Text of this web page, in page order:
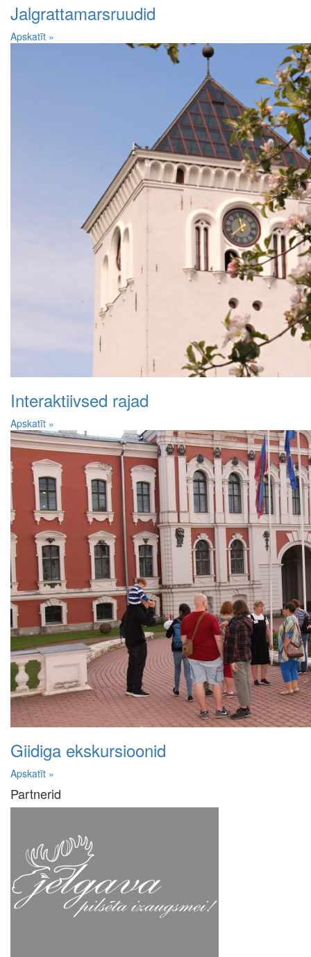
Jalgrattamarsruudid
Apskatīt »
Interaktiivsed rajad
Apskatīt »
Giidiga ekskursioonid
Apskatīt »
Partnerid